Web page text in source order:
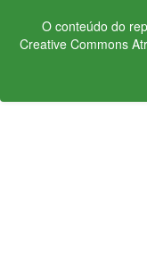
O conteúdo do
Creative Commons